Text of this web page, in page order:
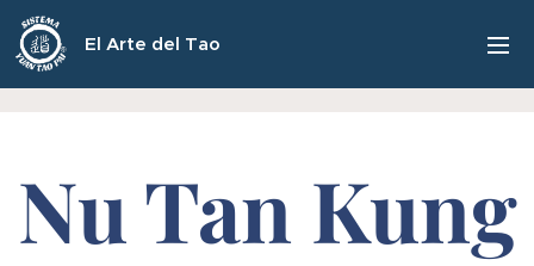
El Arte del Tao
Nu Tan Kung